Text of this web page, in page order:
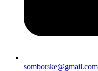
somborske@gmail.com